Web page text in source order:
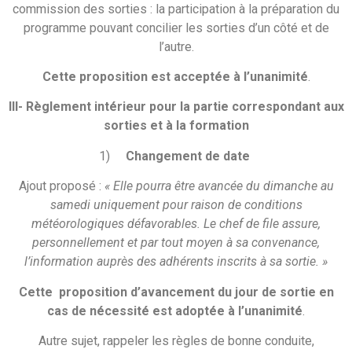
commission des sorties : la participation à la préparation du
programme pouvant concilier les sorties d’un côté et de
l’autre.
Cette proposition est acceptée à l’unanimité.
III- Règlement intérieur pour la partie correspondant aux
sorties et à la formation
1) Changement de date
Ajout proposé : « Elle pourra être avancée du dimanche au
samedi uniquement pour raison de conditions
météorologiques défavorables. Le chef de file assure,
personnellement et par tout moyen à sa convenance,
l’information auprès des adhérents inscrits à sa sortie. »
Cette proposition d’avancement du jour de sortie en
cas de nécessité est adoptée à l’unanimité
Autre sujet, rappeler les règles de bonne conduite,